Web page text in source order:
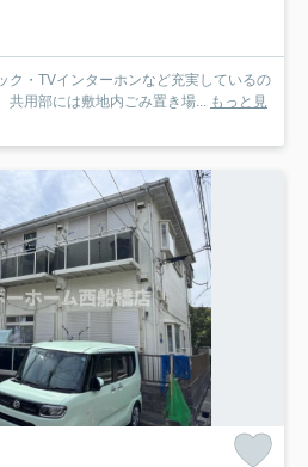
ク・TVインターホンなど充実しているの
共用部には敷地内ごみ置き場... もっと見